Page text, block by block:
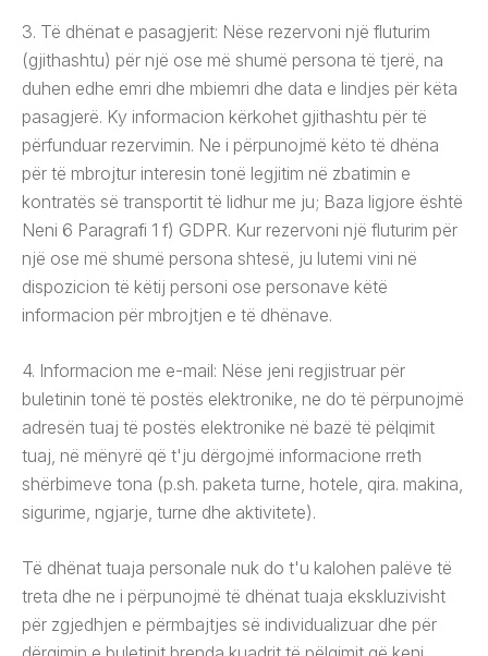
3. Të dhënat e pasagjerit: Nëse rezervoni një fluturim
(gjithashtu) për një ose më shumë persona të tjerë, na
duhen edhe emri dhe mbiemri dhe data e lindjes për këta
pasagjerë. Ky informacion kërkohet gjithashtu për të
përfunduar rezervimin. Ne i përpunojmë këto të dhëna
për të mbrojtur interesin tonë legjitim në zbatimin e
kontratës së transportit të lidhur me ju; Baza ligjore është
Neni 6 Paragrafi 1 f) GDPR. Kur rezervoni një fluturim për
një ose më shumë persona shtesë, ju lutemi vini në
dispozicion të këtij personi ose personave këtë
informacion për mbrojtjen e të dhënave.
4. Informacion me e-mail: Nëse jeni regjistruar për
buletinin tonë të postës elektronike, ne do të përpunojmë
adresën tuaj të postës elektronike në bazë të pëlqimit
tuaj, në mënyrë që t'ju dërgojmë informacione rreth
shërbimeve tona (p.sh. paketa turne, hotele, qira. makina,
sigurime, ngjarje, turne dhe aktivitete).
Të dhënat tuaja personale nuk do t'u kalohen palëve të
treta dhe ne i përpunojmë të dhënat tuaja ekskluzivisht
për zgjedhjen e përmbajtjes së individualizuar dhe për